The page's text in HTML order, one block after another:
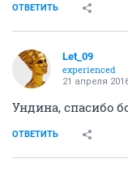
ОТВЕТИТЬ
Let_09
experienced
21 апреля
Ундина, спасибо
ОТВЕТИТЬ